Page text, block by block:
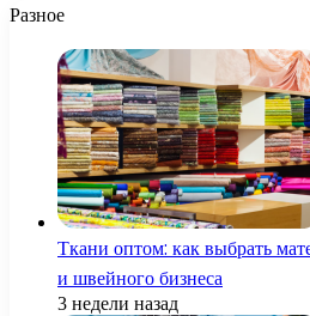
Разное
Ткани оптом: как выбрать
и швейного бизнеса
3 недели назад